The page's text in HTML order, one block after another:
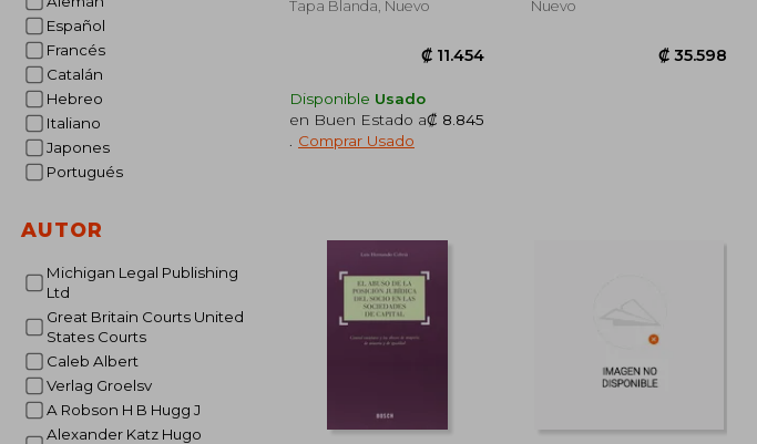
Español
Francés
Catalán
Hebreo
Italiano
Japones
Portugués
AUTOR
Michigan Legal Publishing
Ltd
Great Britain Courts United
States Courts
Caleb Albert
Verlag Groelsv
A Robson H B Hugg J
Alexander Katz Hugo
Tapa Blanda, Nuevo
Disponible Usado
en Buen Estado a₡ 8.845
Comprar Usado
Nuevo